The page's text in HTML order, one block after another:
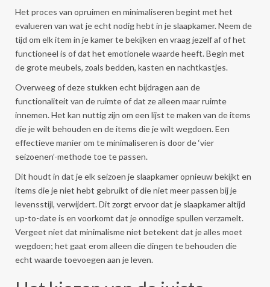
Het proces van opruimen en minimaliseren begint met het
evalueren van wat je echt nodig hebt in je slaapkamer. Neem de
tijd om elk item in je kamer te bekijken en vraag jezelf af of het
functioneel is of dat het emotionele waarde heeft. Begin met
de grote meubels, zoals bedden, kasten en nachtkastjes.
Overweeg of deze stukken echt bijdragen aan de
functionaliteit van de ruimte of dat ze alleen maar ruimte
innemen. Het kan nuttig zijn om een lijst te maken van de items
die je wilt behouden en de items die je wilt wegdoen. Een
effectieve manier om te minimaliseren is door de ‘vier
seizoenen’-methode toe te passen.
Dit houdt in dat je elk seizoen je slaapkamer opnieuw bekijkt en
items die je niet hebt gebruikt of die niet meer passen bij je
levensstijl, verwijdert. Dit zorgt ervoor dat je slaapkamer altijd
up-to-date is en voorkomt dat je onnodige spullen verzamelt.
Vergeet niet dat minimalisme niet betekent dat je alles moet
wegdoen; het gaat erom alleen die dingen te behouden die
echt waarde toevoegen aan je leven.